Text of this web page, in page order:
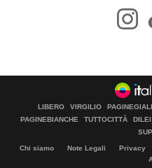
LIBERO VIRGILIO
PAGINEBIANCHE
TUTTOCITTÀ DILEI
Chi siamo Note Legali Privacy